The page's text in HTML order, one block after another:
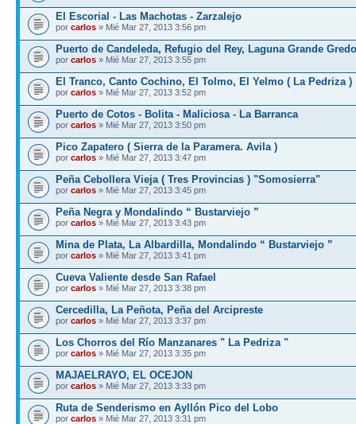
El Escorial - Las Machotas - Zarzalejo
por carlos » Mié Mar 27, 2013 3:56 pm
Puerto de Candeleda, Refugio del Rey, Laguna Grande
por carlos » Mié Mar 27, 2013 3:55 pm
El Tranco, Canto Cochino, El Tolmo, El Yelmo ( La Pedriza )
por carlos » Mié Mar 27, 2013 3:52 pm
Puerto de Cotos - Bolita - Maliciosa - La Barranca
por carlos » Mié Mar 27, 2013 3:50 pm
Pico Zapatero ( Sierra de la Paramera. Avila )
por carlos » Mié Mar 27, 2013 3:47 pm
Peña Cebollera Vieja ( Tres Provincias ) "Somosierra"
por carlos » Mié Mar 27, 2013 3:45 pm
Peña Negra y Mondalindo “ Bustarviejo ”
por carlos » Mié Mar 27, 2013 3:43 pm
Mina de Plata, La Albardilla, Mondalindo “ Bustarviejo ”
por carlos » Mié Mar 27, 2013 3:41 pm
Cueva Valiente desde San Rafael
por carlos » Mié Mar 27, 2013 3:38 pm
Cercedilla, La Peñota, Peña del Arcipreste
por carlos » Mié Mar 27, 2013 3:37 pm
Los Chorros del Río Manzanares " La Pedriza "
por carlos » Mié Mar 27, 2013 3:35 pm
MAJAELRAYO, EL OCEJON
por carlos » Mié Mar 27, 2013 3:33 pm
Ruta de Senderismo en Ayllón Pico del Lobo
por carlos » Mié Mar 27, 2013 3:31 pm